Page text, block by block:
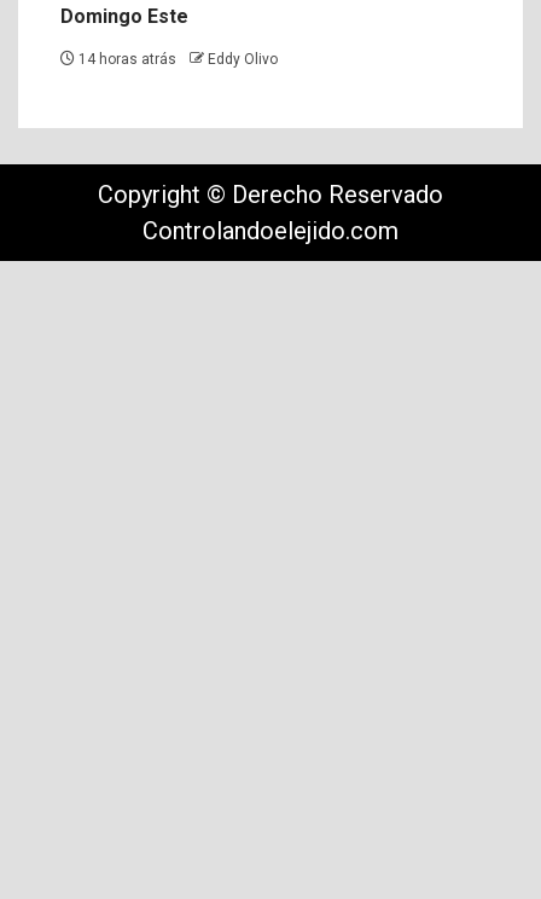
Domingo Este
14 horas atrás Eddy Olivo
Copyright © Derecho Reservado
Controlandoelejido.com